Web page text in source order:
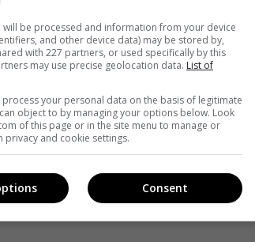
be processed and information from your device
and other device data) may be stored by,
with 227 partners, or used specifically by this
may use precise geolocation data. List of
process your personal data on the basis of legitimate
object to by managing your options below. Look
of this page or in the site menu to manage or
privacy and cookie settings.
Consent